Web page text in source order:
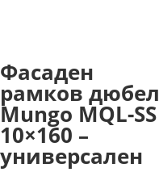
Фасаден
рамков дюбел
Mungo MQL-SS
10×160 –
универсален